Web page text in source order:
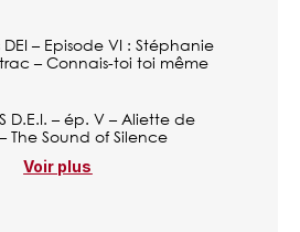
DEI – Episode VI : Stéphanie
– Connais-toi toi même
D.E.I. – ép. V – Aliette de
The Sound of Silence
Voir plus